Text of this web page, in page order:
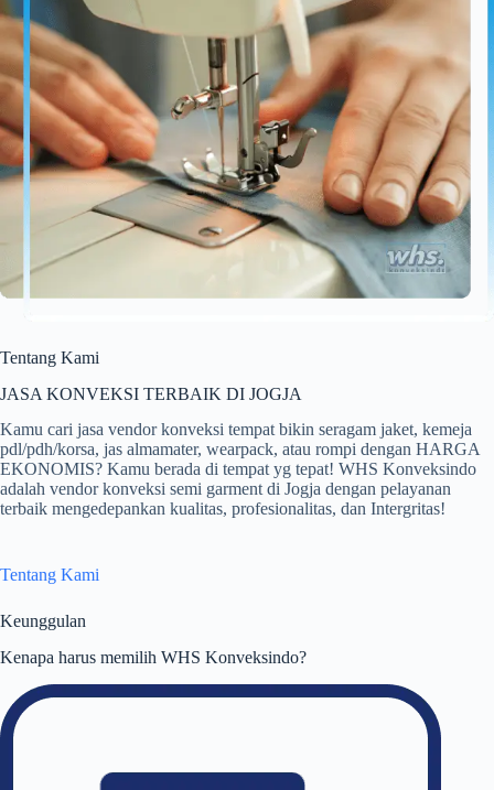
Tentang Kami
JASA KONVEKSI TERBAIK DI JOGJA
Kamu cari jasa vendor konveksi tempat bikin seragam jaket, kemeja
pdl/pdh/korsa, jas almamater, wearpack, atau rompi dengan HARGA
EKONOMIS? Kamu berada di tempat yg tepat! WHS Konveksindo
adalah vendor konveksi semi garment di Jogja dengan pelayanan
terbaik mengedepankan kualitas, profesionalitas, dan Intergritas!
Tentang Kami
Keunggulan
Kenapa harus memilih WHS Konveksindo?